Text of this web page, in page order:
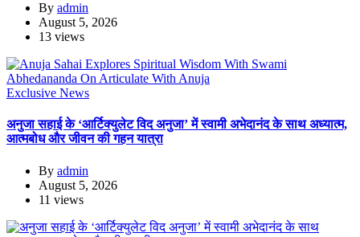
By admin
August 5, 2026
13 views
Exclusive News
अनुजा सहाई के ‘आर्टिक्युलेट विद अनुजा’ में स्वामी अभेदानंद के साथ अध्यात्म,
आत्मबोध और जीवन की गहन यात्रा
By admin
August 5, 2026
11 views